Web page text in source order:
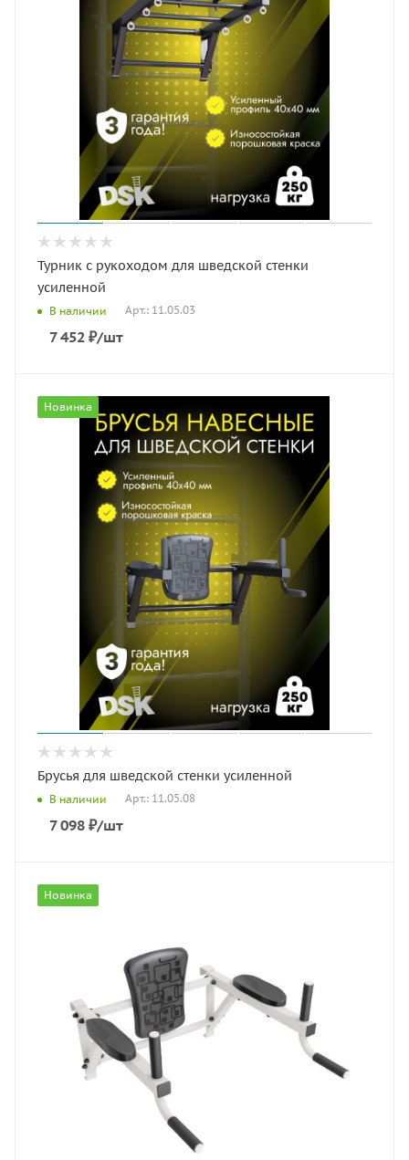
Турник с рукоходом для шведской стенки
усиленной
В наличии Арт.: 11.05.03
7 452 ₽/шт
Новинка
Брусья для шведской стенки усиленной
В наличии Арт.: 11.05.08
7 098 ₽/шт
Новинка